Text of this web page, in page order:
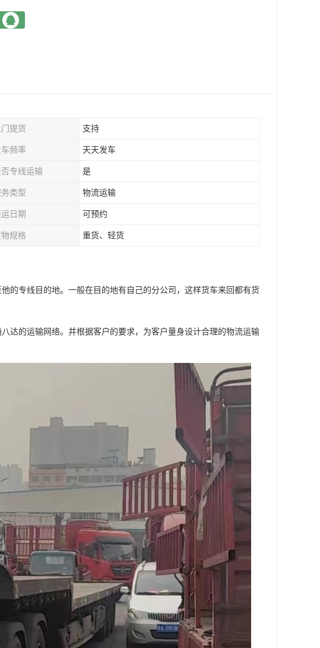
门提货 支持
频率 天天发车
否专线运输 是
务类型 物流运输
日期 可预约
物规格 重货、轻货
的专线目的地。一般在目的地有自己的分公司，这样货车来回都有货
达的运输网络。并根据客户的要求，为客户量身设计合理的物流运输